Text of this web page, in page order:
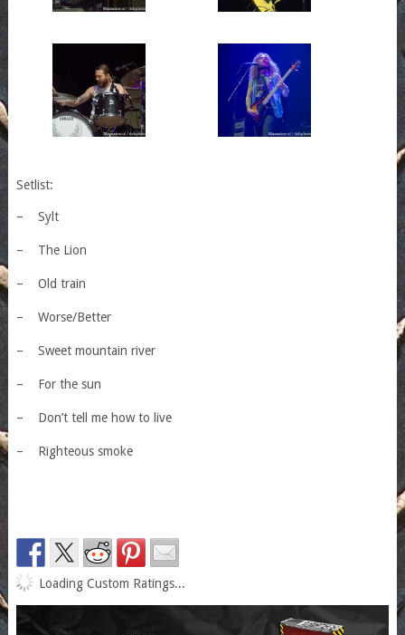
Setlist:
– Sylt
– The Lion
– Old train
– Worse/Better
– Sweet mountain river
– For the sun
– Don’t tell me how to live
– Righteous smoke
Loading Custom Ratings...